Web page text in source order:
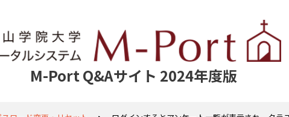
M-Port Q&Aサイト 2024年度版